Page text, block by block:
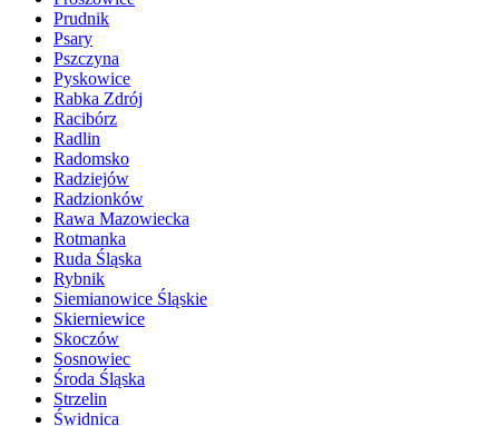
Prudnik
Psary
Pszczyna
Pyskowice
Rabka Zdrój
Racibórz
Radlin
Radomsko
Radziejów
Radzionków
Rawa Mazowiecka
Rotmanka
Ruda Śląska
Rybnik
Siemianowice Śląskie
Skierniewice
Skoczów
Sosnowiec
Środa Śląska
Strzelin
Świdnica